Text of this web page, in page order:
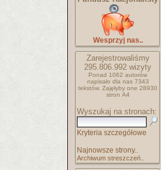
Wesprzyj nas..
Zarejestrowaliśmy
295.806.992 wizyty
Ponad 1062 autorów
napisało dla nas 7343
tekstów. Zajęłyby one 28930
stron A4
Wyszukaj na stronach:
Kryteria szczegółowe
Najnowsze strony..
Archiwum streszczeń..